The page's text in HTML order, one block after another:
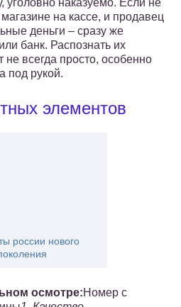
уголовно наказуемо. Если не
на кассе, и продавец
деньги – сразу же
банк. Распознать их
не всегда просто, особенно
под рукой.
элементов
россии нового
осмотре:Номер с